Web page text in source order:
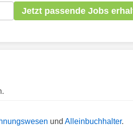
Jetzt passende Jobs
und Alleinbuchhalter.